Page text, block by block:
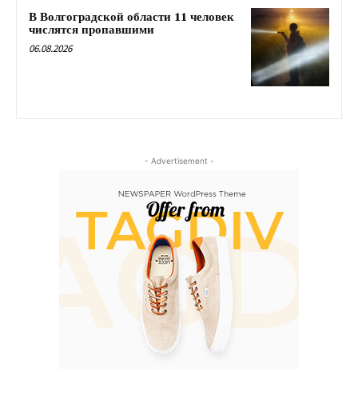
В Волгоградской области 11 человек
числятся пропавшими
06.08.2026
- Advertisement -